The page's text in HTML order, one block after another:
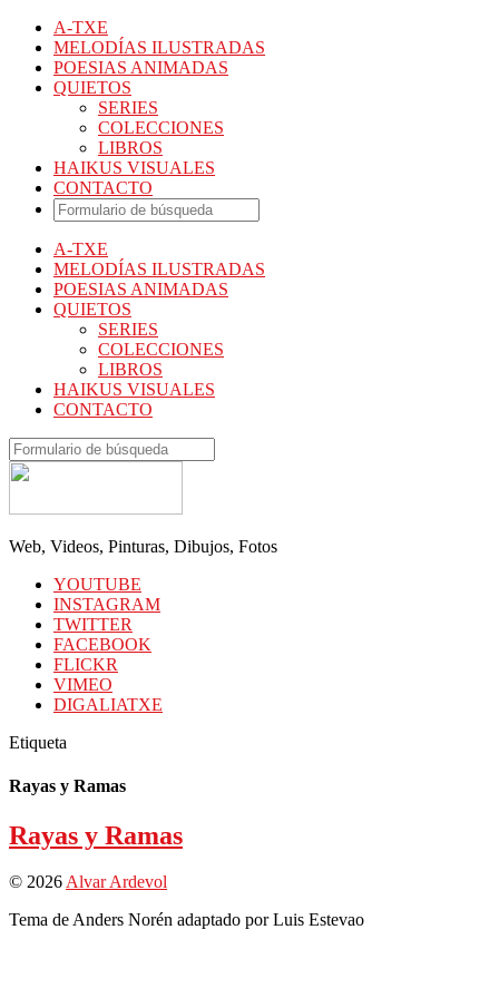
A-TXE
MELODÍAS ILUSTRADAS
POESIAS ANIMADAS
QUIETOS
SERIES
COLECCIONES
LIBROS
HAIKUS VISUALES
CONTACTO
A-TXE
MELODÍAS ILUSTRADAS
POESIAS ANIMADAS
QUIETOS
SERIES
COLECCIONES
LIBROS
HAIKUS VISUALES
CONTACTO
Web, Videos, Pinturas, Dibujos, Fotos
YOUTUBE
INSTAGRAM
TWITTER
FACEBOOK
FLICKR
VIMEO
DIGALIATXE
Etiqueta
Rayas y Ramas
Rayas y Ramas
© 2026Alvar Ardevol
Tema de Anders Norén adaptado por Luis Estevao